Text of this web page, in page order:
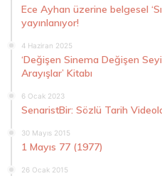
Ece Ayhan üzerine belgesel
yayınlanıyor!
4 Haziran 2025
‘Değişen Sinema Değişen
Arayışlar’ Kitabı
6 Ocak 2023
SenaristBir: Sözlü Tarih
30 Mayıs 2015
1 Mayıs 77 (1977)
26 Ocak 2015